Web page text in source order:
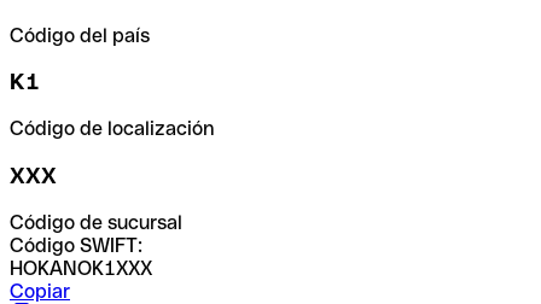
Código del país
K1
Código de localización
XXX
Código de sucursal
Código SWIFT:
HOKANOK1XXX
Copiar